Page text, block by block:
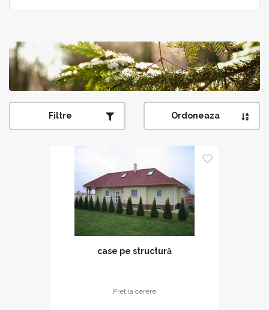
Filtre Ordoneaza
case pe structură
Pret la cerere